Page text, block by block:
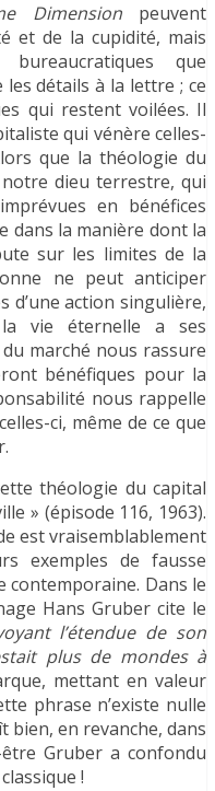
Dimensionpeuvent
et de la cupidité, mais
que
détails à la lettre ; ce
qui restent voilées. Il
qui vénère celles-
que la théologie du
dieu terrestre, qui
en bénéfices
dans la manière dont la
sur les limites de la
ne peut anticiper
d’une action singulière,
vie éternelle a ses
marché nous rassure
bénéfiques pour la
nous rappelle
ci, même de ce que
théologie du capital
» (épisode 116, 1963).
est vraisemblablement
exemples de fausse
Dans le
Hans Gruber cite le
l’étendue de son
plus de mondes à
mettant en valeur
phrase n’existe nulle
bien, en revanche, dans
Gruber a confondu
!